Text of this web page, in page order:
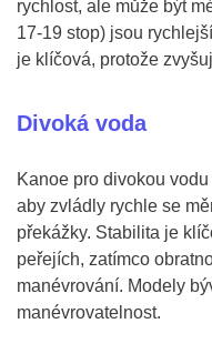
rychlost, ale může být
17-19 stop) jsou
je klíčová, protože
Divoká voda
Kanoe pro divokou
aby zvládly rychle se
překážky. Stabilita je
peřejích, zatímco
manévrování. Modely
manévrovatelnost.